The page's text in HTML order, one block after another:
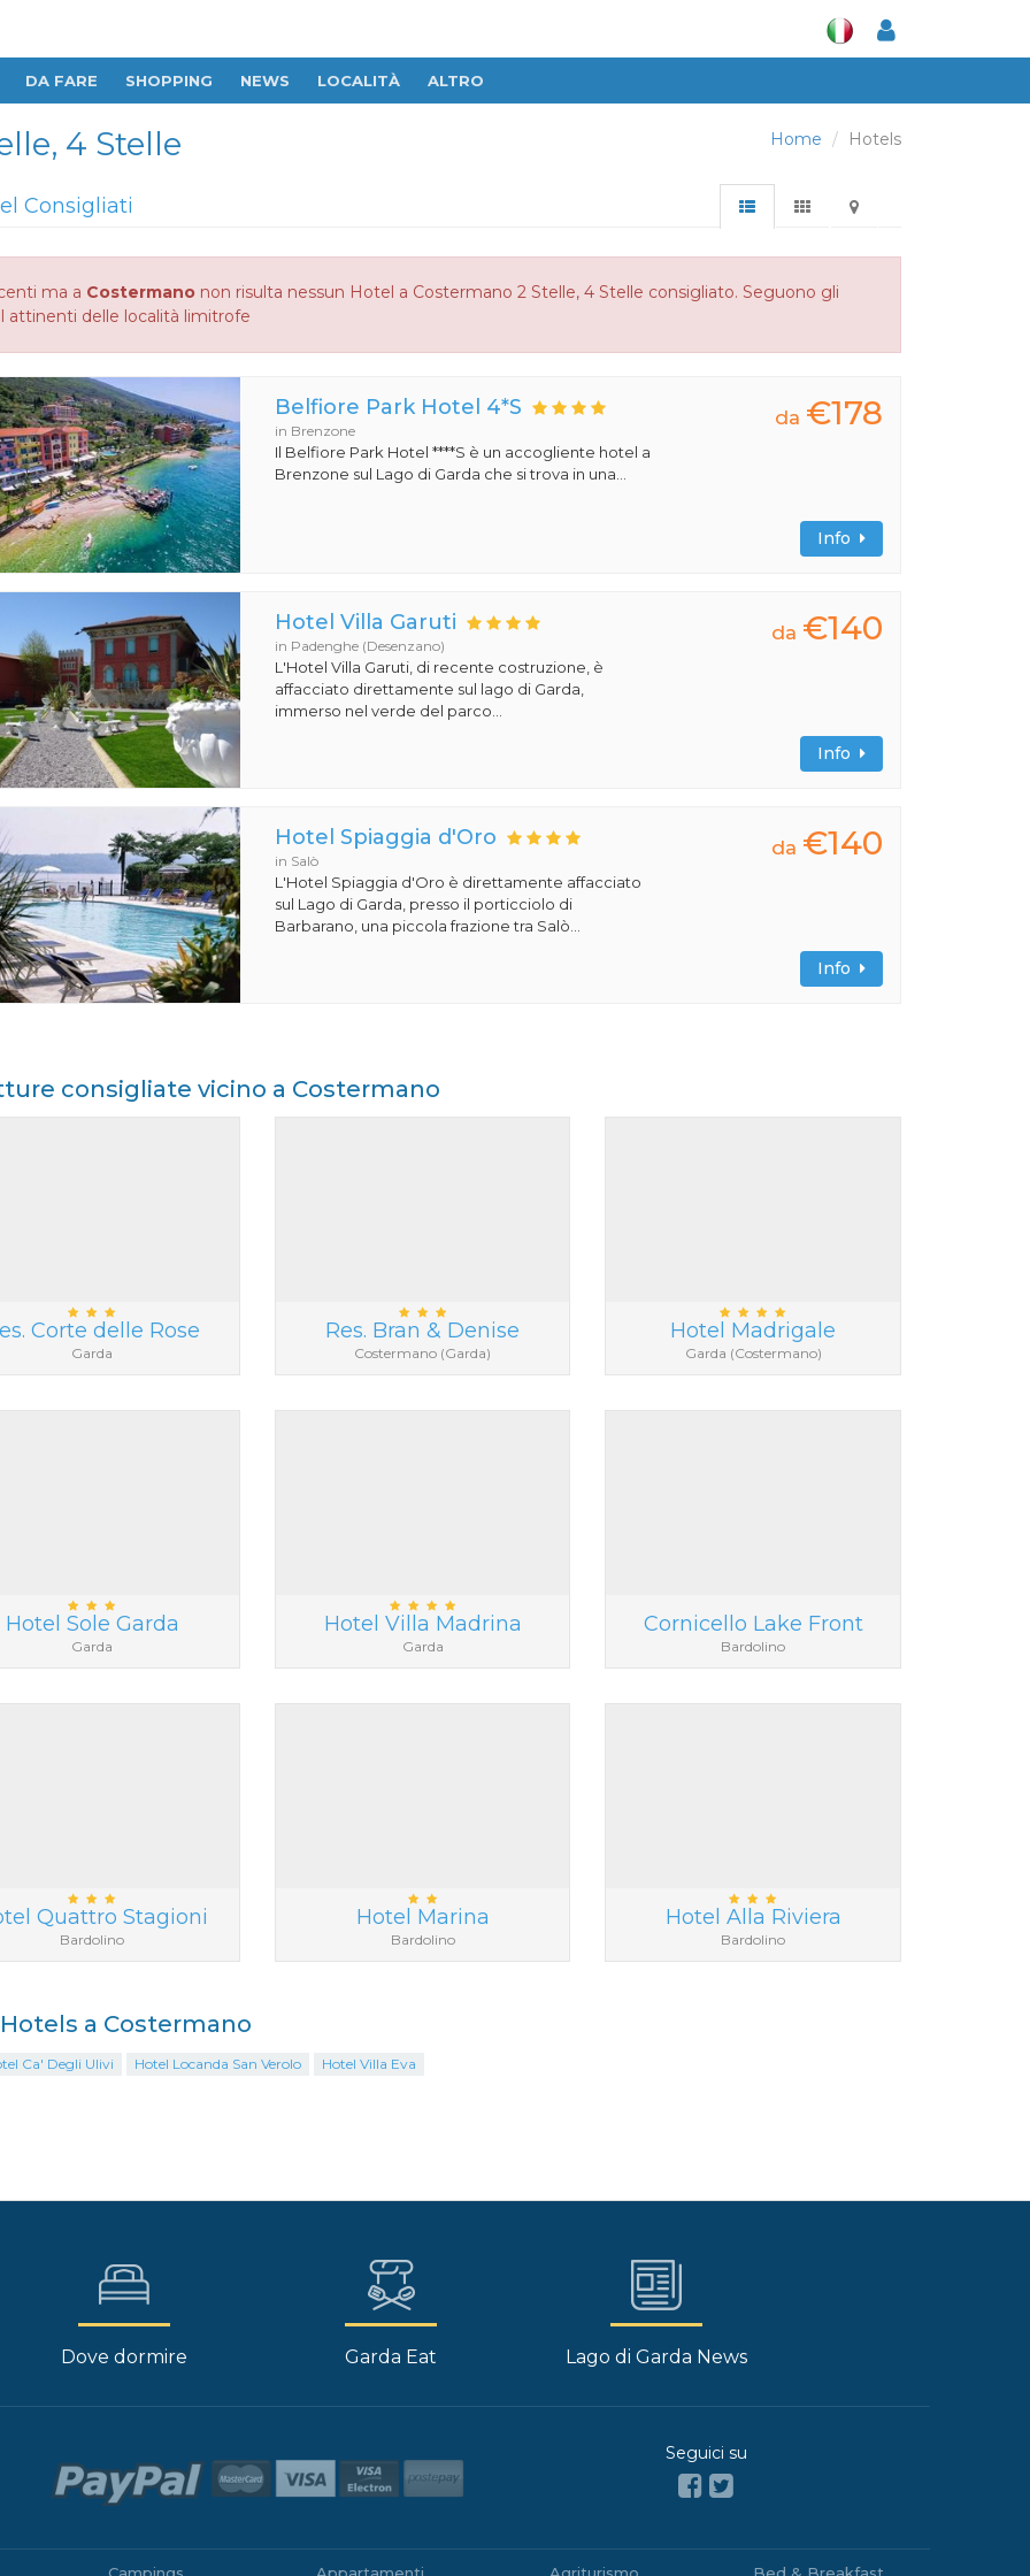
DA FARE SHOPPING NEWS LOCALITÀ ALTRO
Home Hotels
4 Stelle
Consigliati
ma a Costermanonon risulta nessun Hotel a Costermano 2 Stelle, 4 Stelle consigliato. Seguono gli
attinenti delle località limitrofe
Belfiore Park Hotel 4*S
in Brenzone
Il Belfiore Park Hotel ****S è un accogliente hotel a
Brenzone sul Lago di Garda che si trova in una...
da €178
Info
Hotel Villa Garuti
in Padenghe (Desenzano)
L'Hotel Villa Garuti, di recente costruzione, è
affacciato direttamente sul lago di Garda,
immerso nel verde del parco...
da €140
Info
Hotel Spiaggia d'Oro
in Salò
L'Hotel Spiaggia d'Oro è direttamente affacciato
sul Lago di Garda, presso il porticciolo di
Barbarano, una piccola frazione tra Salò...
da €140
Info
consigliate vicino a Costermano
Corte delle Rose
Garda
Res. Bran & Denise
Costermano (Garda)
Hotel Madrigale
Garda (Costermano)
Hotel Sole Garda
Garda
Hotel Villa Madrina
Garda
Cornicello Lake Front
Bardolino
Quattro Stagioni
Bardolino
Hotel Marina
Bardolino
Hotel Alla Riviera
Bardolino
a Costermano
Ca' Degli Ulivi Hotel Locanda San Verolo Hotel Villa Eva
Dove dormire Garda Eat Lago di Garda News
Seguici su